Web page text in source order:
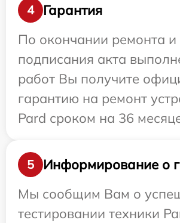
4
Гарантия
По окончании ремонта и
подписания акта
работ Вы получите
гарантию на ремонт
Pard сроком на 36
5
Информирование о
Мы сообщим Вам о
тестировании техники